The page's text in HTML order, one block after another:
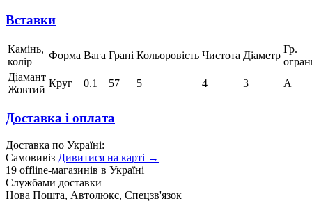
Вставки
Камінь,
колір
Форма Вага Грані Кольоровість Чистота Діаметр
Гр.
Діамант
Жовтий
Круг 0.1 57 5 4 3 А
Доставка і оплата
Доставка по Україні:
Самовивіз Дивитися на карті →
19 offline-магазинів в Україні
Службами доставки
Нова Пошта, Автолюкс, Спецзв'язок